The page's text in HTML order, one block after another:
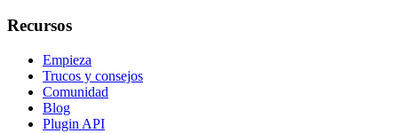
Recursos
Empieza
Trucos y consejos
Comunidad
Blog
Plugin API